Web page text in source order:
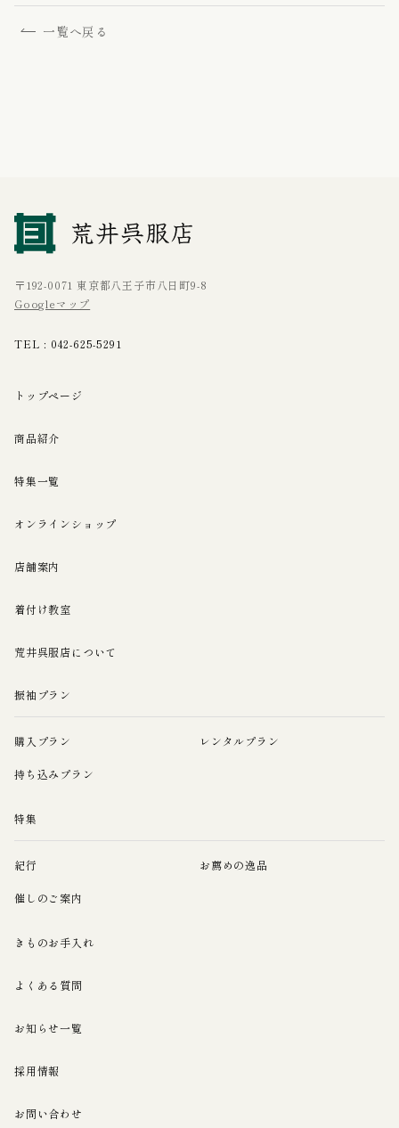
一覧へ戻る
〒192-0071 東京都八王子市八日町9-8
Googleマップ
TEL : 042-625-5291
トップページ
商品紹介
特集一覧
オンラインショップ
店舗案内
着付け教室
荒井呉服店について
振袖プラン
購入プラン レンタルプラン
持ち込みプラン
特集
紀行 お薦めの逸品
催しのご案内
きものお手入れ
よくある質問
お知らせ一覧
採用情報
お問い合わせ